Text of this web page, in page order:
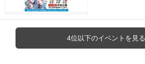
4位以下のイベントを見る